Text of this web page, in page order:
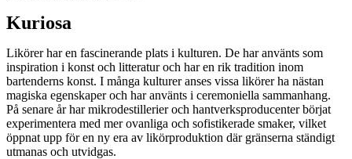
Kuriosa
Likörer har en fascinerande plats i kulturen. De har använts som
inspiration i konst och litteratur och har en rik tradition inom
bartenderns konst. I många kulturer anses vissa likörer ha nästan
magiska egenskaper och har använts i ceremoniella sammanhang.
På senare år har mikrodestillerier och hantverksproducenter börjat
experimentera med mer ovanliga och sofistikerade smaker, vilket
öppnat upp för en ny era av likörproduktion där gränserna ständigt
utmanas och utvidgas.